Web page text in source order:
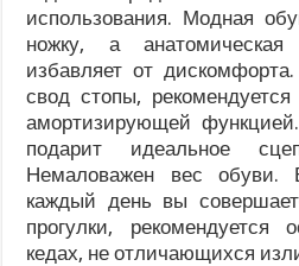
использования. Модная
ножку, а анатомическая
избавляет от
свод стопы,
амортизирующей
подарит идеальное
Немаловажен вес
каждый день вы
прогулки, рекомендуется
кедах, не отличающихся